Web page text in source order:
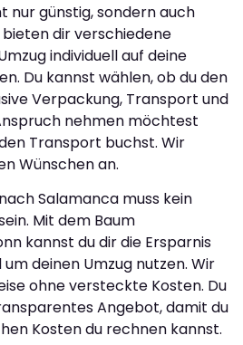
nur günstig, sondern auch
dir verschiedene
individuell auf deine
Du kannst wählen, ob du den
Verpackung, Transport und
nehmen möchtest
Transport buchst. Wir
Wünschen an.
Salamanca muss kein
Mit dem Baum
kannst du dir die Ersparnis
deinen Umzug nutzen. Wir
ohne versteckte Kosten. Du
Angebot, damit du
Kosten du rechnen kannst.